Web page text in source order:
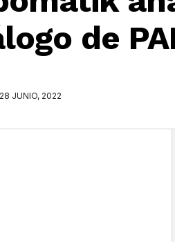
de
JUNIO, 2022